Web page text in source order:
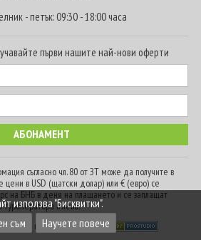
- петък: 09:30 - 18:00 часа
първи нашите най-нови оферти
съгласно чл. 80 от ЗТ може да получите в
в USD (щатски долар) или € (евро) се
на БНБ в деня на плащането и се заплащат
туроператора в лева.
Всички права запазени
използва "Бисквитки".
съм
Научете повече